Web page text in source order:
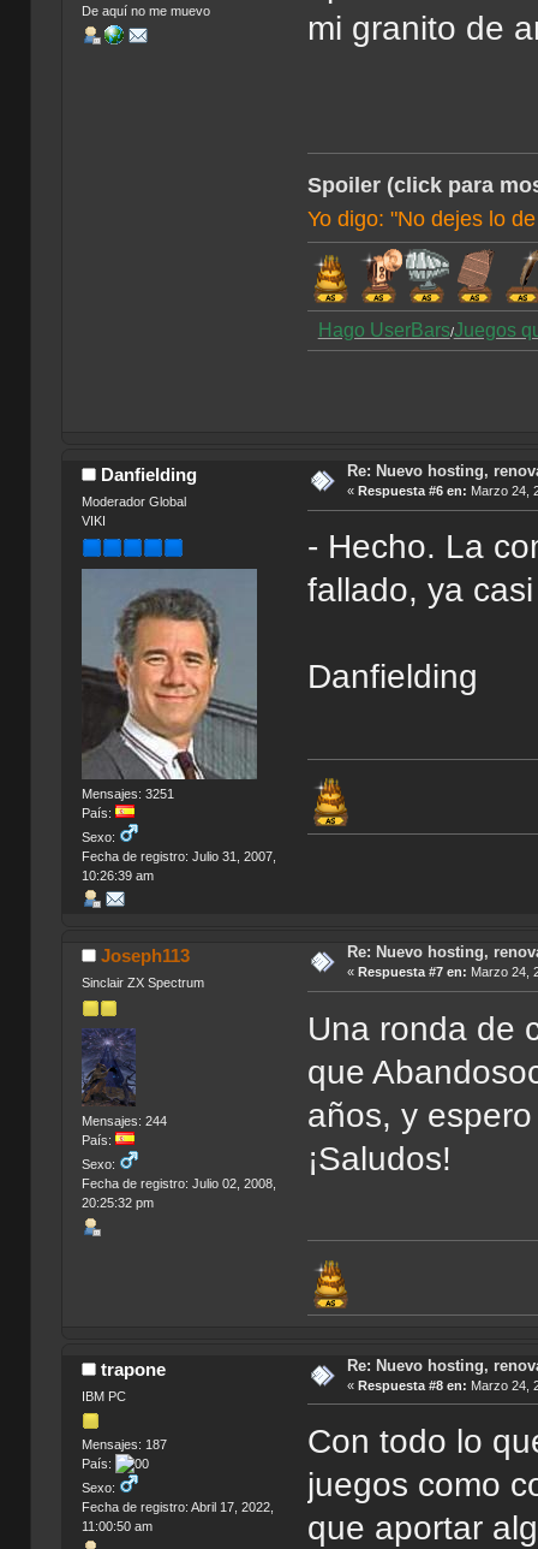
De aquí no me muevo
mi granito de
Spoiler (click para
Yo digo: "No dejes lo
Hago UserBars/Juegos
Danfielding
Moderador Global
VIKI
Mensajes: 3251
País:
Sexo:
Fecha de registro: Julio 31, 2007,
10:26:39 am
Re: Nuevo hosting,
« Respuesta #6 en: Marzo 24,
- Hecho. La
fallado, ya
Danfielding
Joseph113
Sinclair ZX Spectrum
Mensajes: 244
País:
Sexo:
Fecha de registro: Julio 02, 2008,
20:25:32 pm
Re: Nuevo hosting,
« Respuesta #7 en: Marzo 24,
Una ronda de
que
años, y
¡Saludos!
trapone
IBM PC
Mensajes: 187
País:
Sexo:
Fecha de registro: Abril 17, 2022,
11:00:50 am
Re: Nuevo hosting,
« Respuesta #8 en: Marzo 24,
Con todo lo
juegos como
que aportar